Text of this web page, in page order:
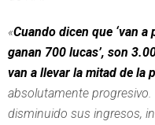
«Cuando dicen que ‘van
ganan 700 lucas’, son
van a llevar la mitad de la
absolutamente
disminuido sus ingresos,